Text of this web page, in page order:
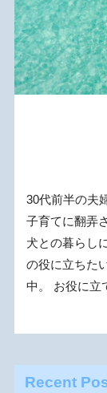
30代前半の夫
子育てに翻弄
犬との暮らし
の役に立ちた
中。 お役に立
Recent